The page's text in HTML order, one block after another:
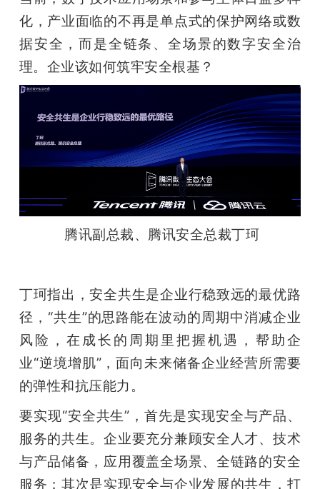
化，产业面临的不再是单点式的保护网络或数
据安全，而是全链条、全场景的数字安全治
理。企业该如何筑牢安全根基？
腾讯副总裁、腾讯安全总裁丁珂
丁珂指出，安全共生是企业行稳致远的最优路
径，“共生”的思路能在波动的周期中消减企业
风险，在成长的周期里把握机遇，帮助企
业“逆境增肌”，面向未来储备企业经营所需要
的弹性和抗压能力。
要实现“安全共生”，首先是实现安全与产品、
服务的共生。企业要充分兼顾安全人才、技术
与产品储备，应用覆盖全场景、全链路的安全
服务；其次是实现安全与企业发展的共生，打